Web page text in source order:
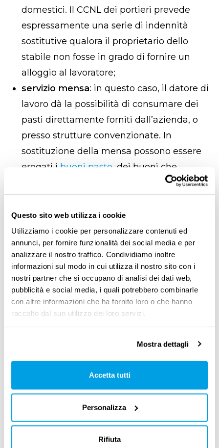
Questo sito web utilizza i cookie
Utilizziamo i cookie per personalizzare contenuti ed
annunci, per fornire funzionalità dei social media e per
analizzare il nostro traffico. Condividiamo inoltre
informazioni sul modo in cui utilizza il nostro sito con i
nostri partner che si occupano di analisi dei dati web,
pubblicità e social media, i quali potrebbero combinarle
con altre informazioni che ha fornito loro o che hanno
raccolto dal suo utilizzo dei loro servizi.
Mostra dettagli
Accetta tutti
Personalizza
Rifiuta
domestici. Il CCNL dei portieri prevede
espressamente una serie di indennità
sostitutive qualora il proprietario dello
stabile non fosse in grado di fornire un
alloggio al lavoratore;
servizio mensa: in questo caso, il datore di
lavoro dà la possibilità di consumare dei
pasti direttamente forniti dall’azienda, o
presso strutture convenzionate. In
sostituzione della mensa possono essere
erogati i buoni pasto , dei buoni che
servono per mangiare o fare la spesa
presso i negozi convenzionati e che hanno
un valore economico predefinito. Anche
questi fanno parte della “retribuzione in
natura”. In alcuni casi specifici, in cui
manca la possibilità di poter offrire il
servizio mensa, il datore di lavoro può
concedere un’indennità sostitutiva, erogata
direttamente in busta paga;
assicurative, un computer, un cellulare o
utilizzata dal lavoratore al di fuori
dell’ambito lavorativo.
Retribuzione in natura: la